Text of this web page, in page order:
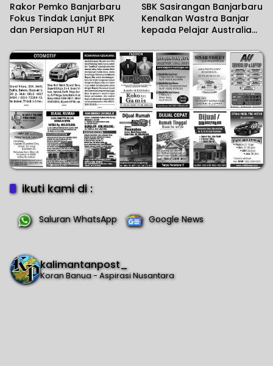
Rakor Pemko Banjarbaru
Fokus Tindak Lanjut BPK
dan Persiapan HUT RI
SBK Sasirangan Banjarbaru
Kenalkan Wastra Banjar
kepada Pelajar Australia
ikuti kami di :
Saluran WhatsApp Google News
kalimantanpost_
Koran Banua - Aspirasi Nusantara